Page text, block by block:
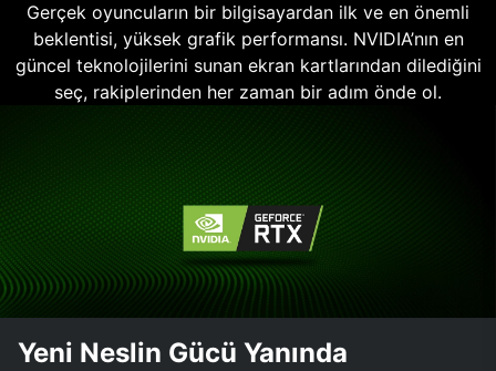
Gerçek oyuncuların bir bilgisayardan ilk ve en önemli
beklentisi, yüksek grafik performansı. NVIDIA’nın en
güncel teknolojilerini sunan ekran kartlarından dilediğini
seç, rakiplerinden her zaman bir adım önde ol.
Yeni Neslin Gücü Yanında